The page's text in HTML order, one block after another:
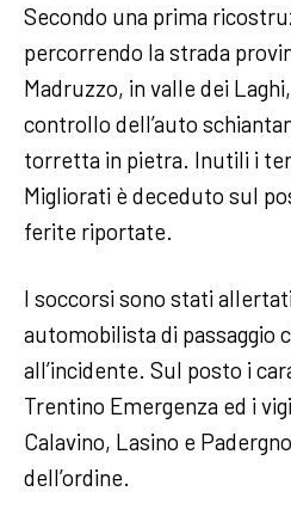
Secondo una prima
percorrendo la strada
Madruzzo, in valle dei
controllo dell’auto
torretta in pietra. Inutili i
Migliorati è deceduto sul
ferite riportate.
I soccorsi sono stati
automobilista di passaggio
all’incidente. Sul posto i
Trentino Emergenza ed i
Calavino, Lasino e
dell’ordine.